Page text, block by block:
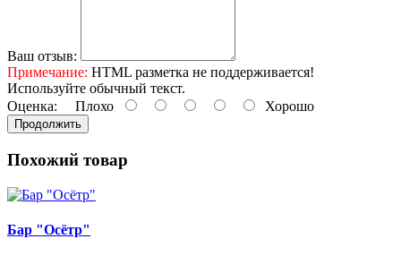
Ваш отзыв:
Примечание: HTML разметка не поддерживается!
Используйте обычный текст.
Оценка: Плохо Хорошо
Продолжить
Похожий товар
Бар "Осётр"